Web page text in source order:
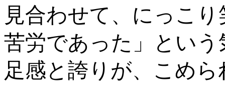
見合わせて、にっこ
苦労であった」とい
足感と誇りが、こめ